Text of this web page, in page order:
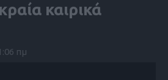
καιρικά
πμ